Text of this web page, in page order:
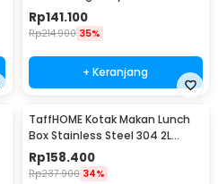
Bowl 1.2L - DFH-C01
Rp141.100
Rp214.900 35%
+ Keranjang
TaffHOME Kotak Makan Lunch
Box Stainless Steel 304 2L
Triple Compartment - HS233
Rp158.400
Rp237.900 34%